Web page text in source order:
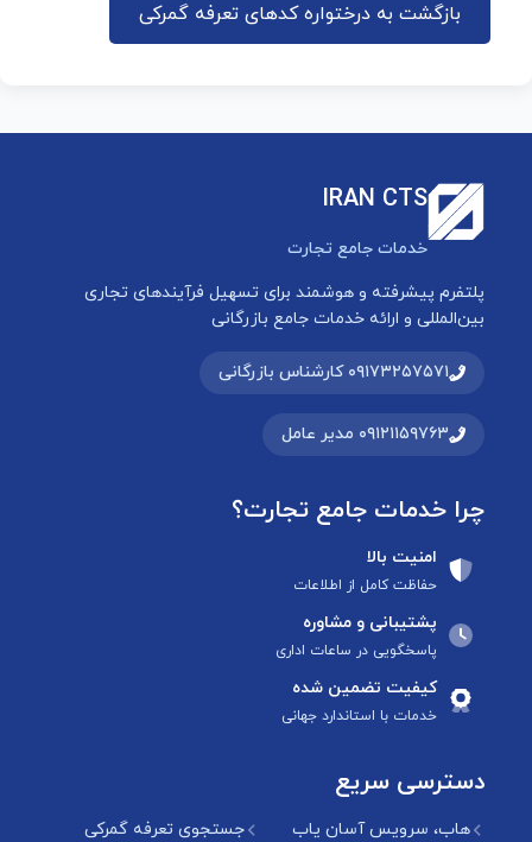
بازگشت به درختواره کدهای تعرفه گمرکی
IRAN CTS
خدمات جامع تجارت
پلتفرم پیشرفته و هوشمند برای تسهیل فرآیندهای تجاری
بین‌المللی و ارائه خدمات جامع بازرگانی
۰۹۱۷۳۲۵۷۵۷۱ کارشناس بازرگانی
۰۹۱۲۱۱۵۹۷۶۳ مدیر عامل
چرا خدمات جامع تجارت؟
امنیت بالا
حفاظت کامل از اطلاعات
پشتیبانی و مشاوره
پاسخگویی در ساعات اداری
کیفیت تضمین شده
خدمات با استاندارد جهانی
دسترسی سریع
هاب، سرویس آسان یاب جستجوی تعرفه گمرکی